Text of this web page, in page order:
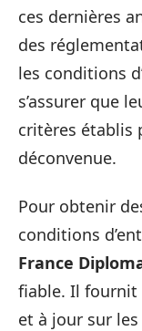
ces dernières
des
les conditions
s’assurer que
critères établis
déconvenue.
Pour obtenir
conditions
France
fiable. Il fournit
et à jour sur